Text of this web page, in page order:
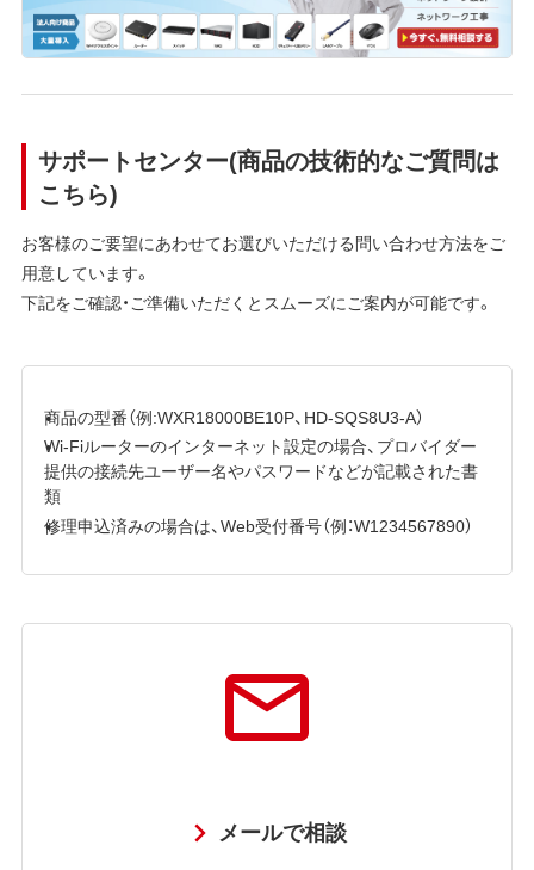
サポートセンター(商品の技術的なご質問は
こちら)
お客様のご要望にあわせてお選びいただける問い合わせ方法をご
用意しています。
下記をご確認・ご準備いただくとスムーズにご案内が可能です。
商品の型番（例:WXR18000BE10P、HD-SQS8U3-A）
Wi-Fiルーターのインターネット設定の場合、プロバイダー
提供の接続先ユーザー名やパスワードなどが記載された書
類
修理申込済みの場合は、Web受付番号（例：W1234567890）
メールで相談